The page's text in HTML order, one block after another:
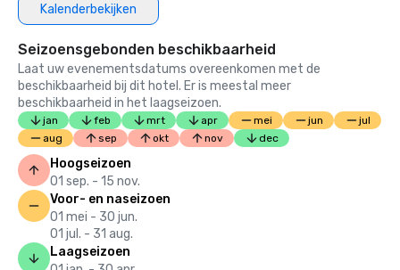
Kalenderbekijken
Seizoensgebonden beschikbaarheid
Laat uw evenementsdatums overeenkomen met de
beschikbaarheid bij dit hotel. Er is meestal meer
beschikbaarheid in het laagseizoen.
jan feb mrt apr mei jun
jul
aug
sep okt nov dec
Hoogseizoen
01 sep. - 15 nov.
Voor- en naseizoen
01 mei - 30 jun.
01 jul. - 31 aug.
Laagseizoen